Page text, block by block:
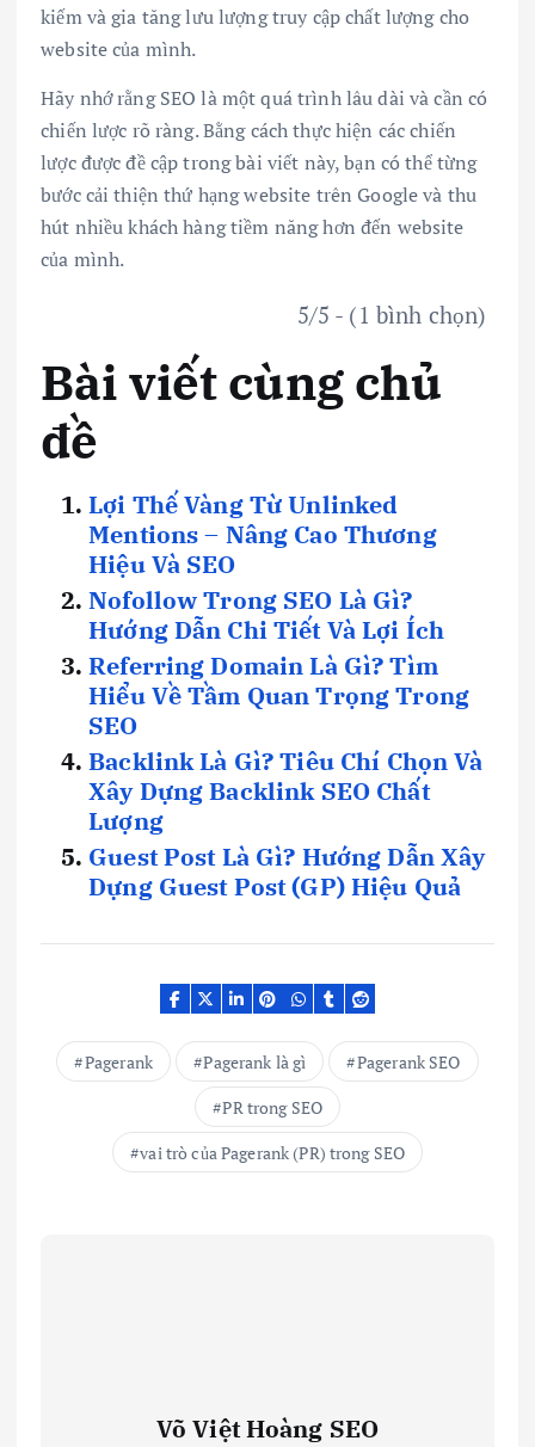
kiếm và gia tăng lưu lượng truy cập chất lượng cho
website của mình.
Hãy nhớ rằng SEO là một quá trình lâu dài và cần có
chiến lược rõ ràng. Bằng cách thực hiện các chiến
lược được đề cập trong bài viết này, bạn có thể từng
bước cải thiện thứ hạng website trên Google và thu
hút nhiều khách hàng tiềm năng hơn đến website
của mình.
5/5 - (1 bình chọn)
Bài viết cùng chủ
đề
Lợi Thế Vàng Từ Unlinked
Mentions – Nâng Cao Thương
Hiệu Và SEO
Nofollow Trong SEO Là Gì?
Hướng Dẫn Chi Tiết Và Lợi Ích
Referring Domain Là Gì? Tìm
Hiểu Về Tầm Quan Trọng Trong
SEO
Backlink Là Gì? Tiêu Chí Chọn Và
Xây Dựng Backlink SEO Chất
Lượng
Guest Post Là Gì? Hướng Dẫn Xây
Dựng Guest Post (GP) Hiệu Quả
Pagerank Pagerank là gì
Pagerank SEO
PR trong SEO
vai trò của Pagerank (PR) trong SEO
Võ Việt Hoàng SEO